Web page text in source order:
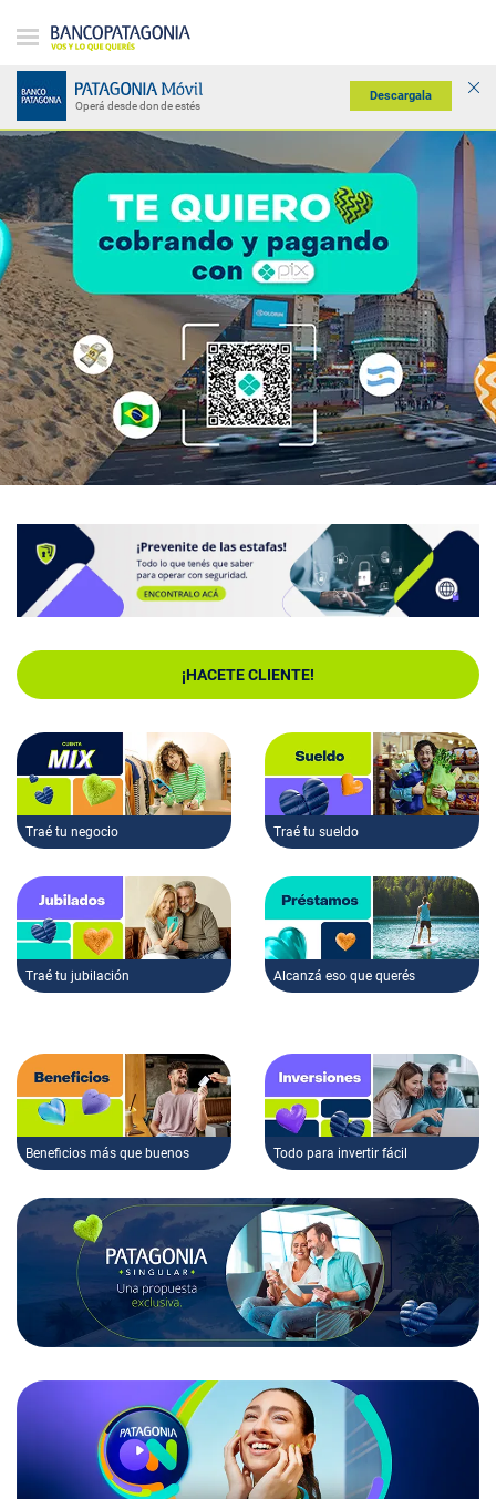
Operá desde donde estés
Descargala
¡HACETE CLIENTE!
Traé tu negocio Traé tu sueldo
Traé tu jubilación Alcanzá eso que querés
Beneficios más que buenos Todo para invertir fácil